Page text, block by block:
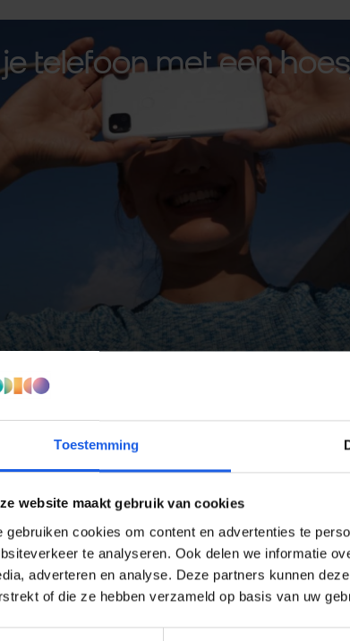
Toestemming
website maakt gebruik van cookies
gebruiken cookies om content en advertenties te
te analyseren. Ook delen we informatie
adverteren en analyse. Deze partners kunnen
of die ze hebben verzameld op basis van uw
telefoon met een